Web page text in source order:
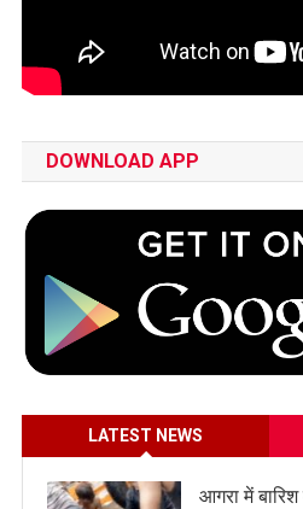
DOWNLOAD APP
LATEST NEWS
आगरा में